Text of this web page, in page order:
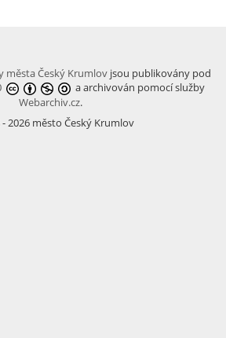
města Český Krumlov jsou publikovány pod
a archivován pomocí služby
Webarchiv.cz.
2026 město Český Krumlov